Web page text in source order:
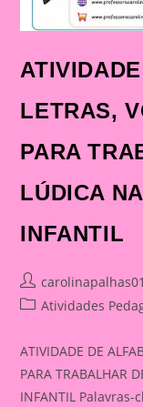
LETRAS,
PARA
LÚDICA
INFANTIL
Post
author:
carolinapalhas01
PostAtividades
ATIVIDADE DE
PARA TRABALHAR
INFANTIL